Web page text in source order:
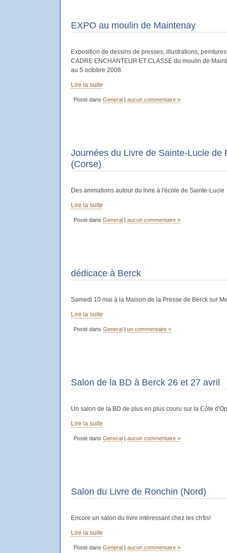
EXPO au moulin de Maintenay
Exposition de dessins de presses, illustrations,
CADRE ENCHANTEUR ET CLASSE du moulin de
au 5 octobre 2008.
Lire la suite
Posté dans General | aucun commentaire »
Journées du Livre de Sainte-Lucie de
(Corse)
Des animations autour du livre à l'école de Sainte-Lucie
Lire la suite
Posté dans General | aucun commentaire »
dédicace à Berck
Samedi 10 mai à la Maison de la Presse de Berck sur
Lire la suite
Posté dans General | un commentaire »
Salon de la BD à Berck 26 et 27 avril
Un salon de la BD de plus en plus couru sur la Côte
Lire la suite
Posté dans General aucun commentaire »
Salon du Livre de Ronchin (Nord)
Encore un salon du livre intéressant chez les ch'tis!
Lire la suite
Posté dans General aucun commentaire »